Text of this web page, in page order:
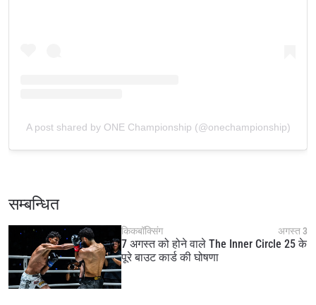
A post shared by ONE Championship (@onechampionship)
सम्बन्धित
किकबॉक्सिंग अगस्त 3
7 अगस्त को होने वाले The Inner Circle 25 के
पूरे बाउट कार्ड की घोषणा
By submitting this form, you are agreeing to our
under ourPrivacy Policy. You may unsubscribe from